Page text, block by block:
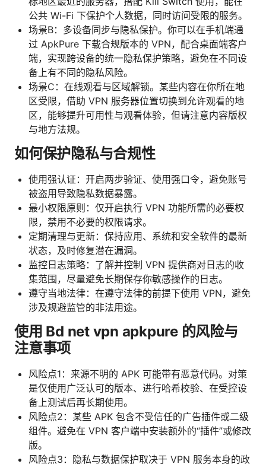
公共 Wi-Fi 下保护个人数据，同时访问受限的服务。
场景B：多设备同步与隐私保护。你可以在手机端通
过 ApkPure 下载合规版本的 VPN，配合桌面端客户
端，实现跨设备的统一隐私保护策略，避免在不同设
备上有不同的隐私风险。
场景C：在线观看与区域解锁。某些内容在你所在地
区受限，借助 VPN 服务器位置切换到允许观看的地
区，能够提升可用性与观看体验，但请注意内容版权
与地方法规。
如何保护隐私与合规性
使用强认证：开启两步验证、使用强口令，避免账号
被盗用导致隐私数据暴露。
最小权限原则：仅开启执行 VPN 功能所需的必要权
限，禁用不必要的权限请求。
定期清理与更新：保持应用、系统和安全软件的最新
状态，及时修复潜在漏洞。
监控日志策略：了解并控制 VPN 提供商对日志的收
集范围，尽量避免长期保存你敏感操作的日志。
遵守当地法律：在遵守法律的前提下使用 VPN，避免
涉及规避监管的非法用途。
使用 Bd net vpn apkpure 的风险与
注意事项
风险点1：来源不明的 APK 可能带有恶意代码。对策
是仅使用广泛认可的版本、进行哈希校验、在受控设
备上测试后再长期使用。
风险点2：某些 APK 包含不受信任的广告插件或二级
组件。避免在 VPN 客户端中安装额外的“插件”或修改
版。
风险点3：隐私与数据保护取决于 VPN 服务本身的政